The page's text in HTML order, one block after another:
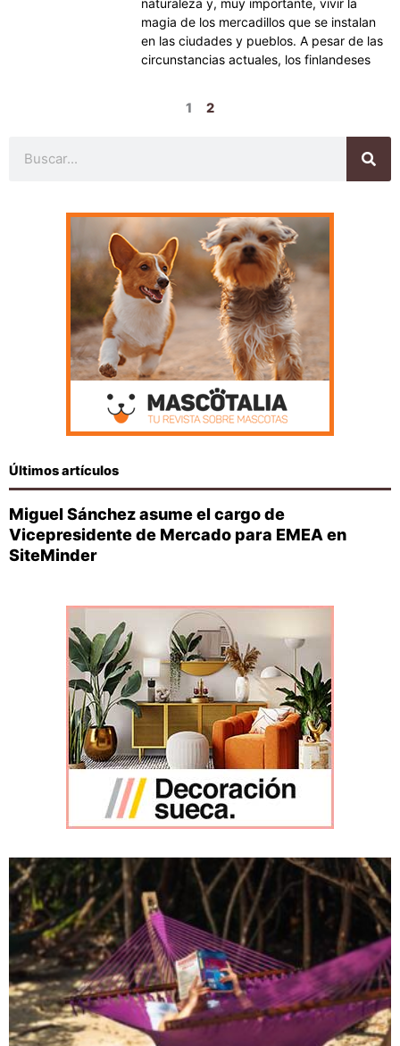
magia de los mercadillos que se instalan
en las ciudades y pueblos. A pesar de las
circunstancias actuales, los finlandeses
1 2
Últimos artículos
Miguel Sánchez asume el cargo de
Vicepresidente de Mercado para EMEA en
SiteMinder